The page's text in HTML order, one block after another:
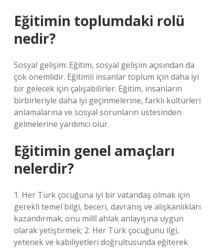
Eğitimin toplumdaki rolü
nedir?
Sosyal gelişim: Eğitim, sosyal gelişim açısından da
çok önemlidir. Eğitimli insanlar toplum için daha iyi
bir gelecek için çalışabilirler. Eğitim, insanların
birbirleriyle daha iyi geçinmelerine, farklı kültürleri
anlamalarına ve sosyal sorunların üstesinden
gelmelerine yardımcı olur.
Eğitimin genel amaçları
nelerdir?
1. Her Türk çocuğuna iyi bir vatandaş olmak için
gerekli temel bilgi, beceri, davranış ve alışkanlıkları
kazandırmak; onu millî ahlak anlayışına uygun
olarak yetiştirmek; 2. Her Türk çocuğunu ilgi,
yetenek ve kabiliyetleri doğrultusunda eğiterek